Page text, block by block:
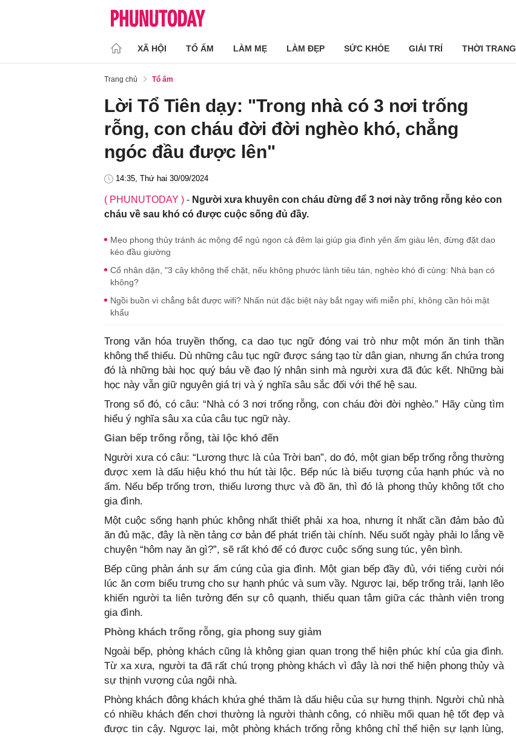
XÃ HỘI TỔ ẤM LÀM MẸ LÀM ĐẸP SỨC KHỎE GIẢI TRÍ THỜI TRANG
Trang chủ Tổ ấm
Lời Tổ Tiên dạy: "Trong nhà có 3 nơi trống
rỗng, con cháu đời đời nghèo khó, chẳng
ngóc đầu được lên"
14:35, Thứ hai 30/09/2024
( PHUNUTODAY ) - Người xưa khuyên con cháu đừng để 3 nơi này trống rỗng kẻo con
cháu về sau khó có được cuộc sống đủ đầy.
Mẹo phong thủy tránh ác mộng để ngủ ngon cả đêm lại giúp gia đình yên ấm giàu lên, đừng đặt dao
kéo đầu giường
Cổ nhân dặn, "3 cây không thể chặt, nếu không phước lành tiêu tán, nghèo khó đi cùng: Nhà bạn có
không?
Ngồi buồn vì chẳng bắt được wifi? Nhấn nút đặc biệt này bắt ngay wifi miễn phí, không cần hỏi mật
khẩu
Trong văn hóa truyền thống, ca dao tục ngữ đóng vai trò như một món ăn tinh thần
không thể thiếu. Dù những câu tục ngữ được sáng tạo từ dân gian, nhưng ẩn chứa trong
đó là những bài học quý báu về đạo lý nhân sinh mà người xưa đã đúc kết. Những bài
học này vẫn giữ nguyên giá trị và ý nghĩa sâu sắc đối với thế hệ sau.
Trong số đó, có câu: “Nhà có 3 nơi trống rỗng, con cháu đời đời nghèo.” Hãy cùng tìm
hiểu ý nghĩa sâu xa của câu tục ngữ này.
Gian bếp trống rỗng, tài lộc khó đến
Người xưa có câu: “Lương thực là của Trời ban”, do đó, một gian bếp trống rỗng thường
được xem là dấu hiệu khó thu hút tài lộc. Bếp núc là biểu tượng của hạnh phúc và no
ấm. Nếu bếp trống trơn, thiếu lương thực và đồ ăn, thì đó là phong thủy không tốt cho
gia đình.
Một cuộc sống hạnh phúc không nhất thiết phải xa hoa, nhưng ít nhất cần đảm bảo đủ
ăn đủ mặc, đây là nền tảng cơ bản để phát triển tài chính. Nếu suốt ngày phải lo lắng về
chuyện “hôm nay ăn gì?”, sẽ rất khó để có được cuộc sống sung túc, yên bình.
Bếp cũng phản ánh sự ấm cúng của gia đình. Một gian bếp đầy đủ, với tiếng cười nói
lúc ăn cơm biểu trưng cho sự hạnh phúc và sum vầy. Ngược lại, bếp trống trải, lạnh lẽo
khiến người ta liên tưởng đến sự cô quạnh, thiếu quan tâm giữa các thành viên trong
gia đình.
Phòng khách trống rỗng, gia phong suy giảm
Ngoài bếp, phòng khách cũng là không gian quan trọng thể hiện phúc khí của gia đình.
Từ xa xưa, người ta đã rất chú trọng phòng khách vì đây là nơi thể hiện phong thủy và
sự thịnh vượng của ngôi nhà.
Phòng khách đông khách khứa ghé thăm là dấu hiệu của sự hưng thịnh. Người chủ nhà
có nhiều khách đến chơi thường là người thành công, có nhiều mối quan hệ tốt đẹp và
được tin cậy. Ngược lại, một phòng khách trống rỗng không chỉ thể hiện sự lạnh lùng,